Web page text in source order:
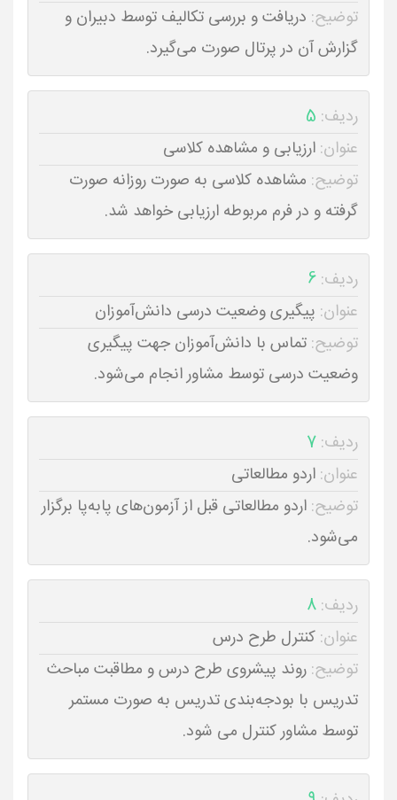
توضیح: دریافت و بررسی تکالیف توسط دبیران و
گزارش آن در پرتال صورت می‌گیرد.
ردیف: 5
عنوان: ارزیابی و مشاهده کلاسی
توضیح: مشاهده کلاسی به صورت روزانه صورت
گرفته و در فرم مربوطه ارزیابی خواهد شد.
ردیف: 6
عنوان: پیگیری وضعیت درسی دانش‌آموزان
توضیح: تماس با دانش‌آموزان جهت پیگیری
وضعیت درسی توسط مشاور انجام می‌شود.
ردیف: 7
عنوان: اردو مطالعاتی
توضیح: اردو مطالعاتی قبل از آزمون‌های پا‌به‌پا برگزار
می‌شود.
ردیف: 8
عنوان: کنترل طرح درس
توضیح: روند پیشروی طرح درس و مطاقبت مباحث
تدریس با بودجه‌بندی تدریس به صورت مستمر
توسط مشاور کنترل می شود.